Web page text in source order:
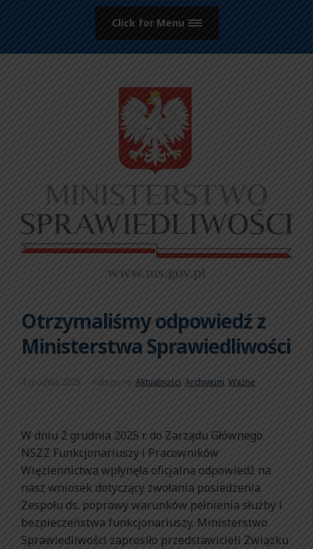
Click for Menu
Otrzymaliśmy odpowiedź z
Ministerstwa Sprawiedliwości
4 grudnia 2025 Kategorie: Aktualności, Archiwum Ważne
W dniu 2 grudnia 2025 r. do Zarządu Głównego
NSZZ Funkcjonariuszy i Pracowników
Więziennictwa wpłynęła oficjalna odpowiedź na
nasz wniosek dotyczący zwołania posiedzenia
Zespołu ds. poprawy warunków pełnienia służby i
bezpieczeństwa funkcjonariuszy. Ministerstwo
Sprawiedliwości zaprosiło przedstawicieli Związku